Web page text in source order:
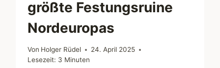
größte Festungsruine
Nordeuropas
Von Holger Rüdel
24. April 2025
Lesezeit: 3 Minuten